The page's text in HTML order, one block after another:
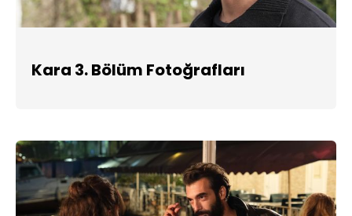
Kara 3. Bölüm Fotoğrafları